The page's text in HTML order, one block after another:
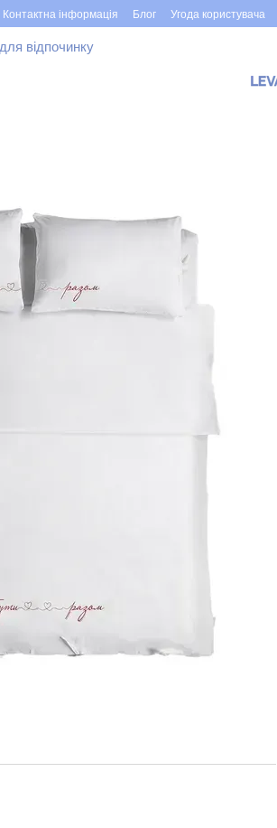
Контактна інформація Блог Угода користувача
відпочинку